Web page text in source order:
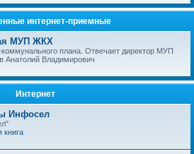
интернет-приемные
МУП ЖКХ
плана. Отвечает директор МУП
Анатолий Владимирович
Интернет
Инфосел
книга